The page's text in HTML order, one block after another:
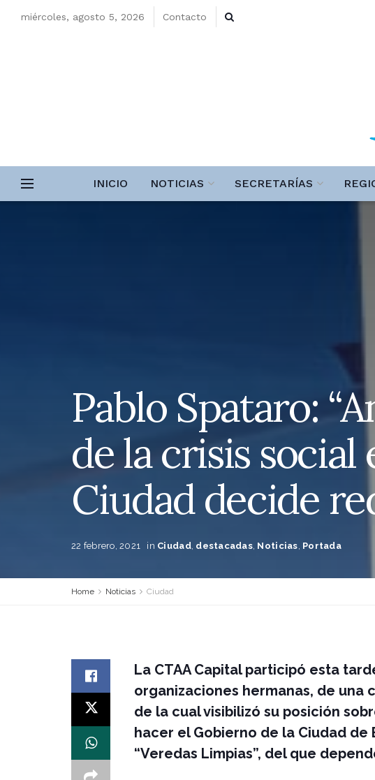
miércoles, agosto 5, 2026 Contacto
INICIO NOTICIAS SECRETARÍAS
Pablo Spataro:
de la crisis
Ciudad decide
22 febrero, 2021 in Ciudad, destacadas, Noticias, Portada
Home Noticias Ciudad
La CTAA Capital participó esta
organizaciones hermanas, de una
de la cual visibilizó su posición
hacer el Gobierno de la Ciudad de
“Veredas Limpias”, del que